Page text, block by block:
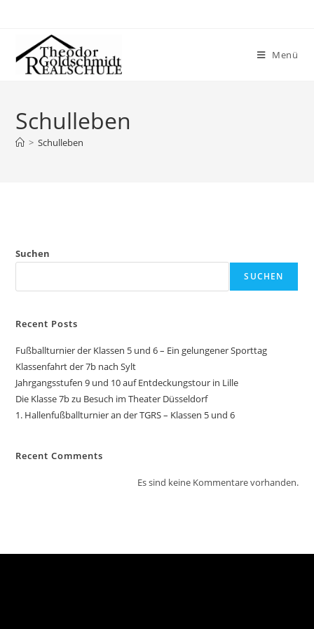
Menü
Schulleben
> Schulleben
Suchen
SUCHEN
Recent Posts
Fußballturnier der Klassen 5 und 6 – Ein gelungener Sporttag
Klassenfahrt der 7b nach Sylt
Jahrgangsstufen 9 und 10 auf Entdeckungstour in Lille
Die Klasse 7b zu Besuch im Theater Düsseldorf
1. Hallenfußballturnier an der TGRS – Klassen 5 und 6
Recent Comments
Es sind keine Kommentare vorhanden.